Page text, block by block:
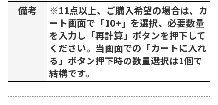
備考
※11点以上、ご購入希望の場合は、カ
ート画面で「10+」を選択、必要数量
を入力し「再計算」ボタンを押下して
ください。当画面での「カートに入れ
る」ボタン押下時の数量選択は1個で
結構です。